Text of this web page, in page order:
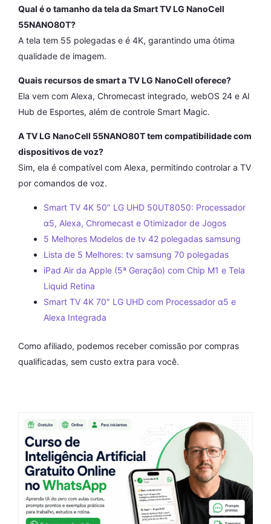
Qual é o tamanho da tela da Smart TV LG NanoCell
55NANO80T?
A tela tem 55 polegadas e é 4K, garantindo uma ótima
qualidade de imagem.
Quais recursos de smart a TV LG NanoCell oferece?
Ela vem com Alexa, Chromecast integrado, webOS 24 e AI
Hub de Esportes, além de controle Smart Magic.
A TV LG NanoCell 55NANO80T tem compatibilidade com
dispositivos de voz?
Sim, ela é compatível com Alexa, permitindo controlar a TV
por comandos de voz.
Smart TV 4K 50″ LG UHD 50UT8050: Processador
α5, Alexa, Chromecast e Otimizador de Jogos
5 Melhores Modelos de tv 42 polegadas samsung
Lista de 5 Melhores: tv samsung 70 polegadas
iPad Air da Apple (5ª Geração) com Chip M1 e Tela
Liquid Retina
Smart TV 4K 70″ LG UHD com Processador α5 e
Alexa Integrada
Como afiliado, podemos receber comissão por compras
qualificadas, sem custo extra para você.